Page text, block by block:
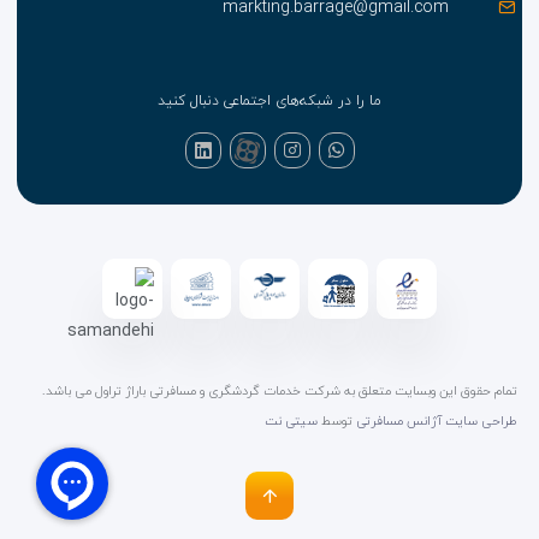
غذاهایی دریایی و پیتزاهای مختلف در رستوران هتل ارائه
وعده صبحانه در رستوران هتل با مواد غذایی متنوع به
نوشیدنی ها را آماده و سرو می کند.
markting.barrage@gmail.com
ما را در شبکه‌های اجتماعی دنبال کنید
تمام حقوق این وبسایت متعلق به شرکت خدمات گردشگری و مسافرتی باراژ تراول می باشد.
طراحی سایت آژانس مسافرتی توسط سیتی نت